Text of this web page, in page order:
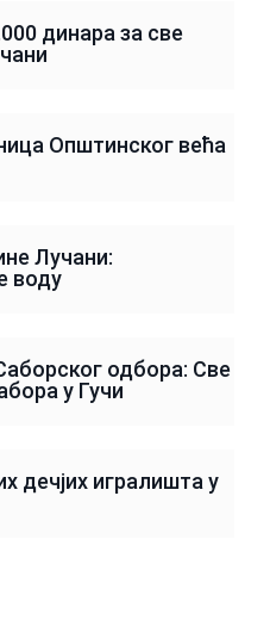
динара за све
Општинског већа
Лучани:
воду
одбора: Све
у Гучи
дечјих игралишта у